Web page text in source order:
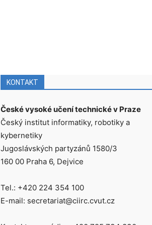
KONTAKT
České vysoké učení technické v Praze
Český institut informatiky, robotiky a
kybernetiky
Jugoslávských partyzánů 1580/3
160 00 Praha 6, Dejvice
Tel.: +420 224 354 100
E-mail: secretariat@ciirc.cvut.cz